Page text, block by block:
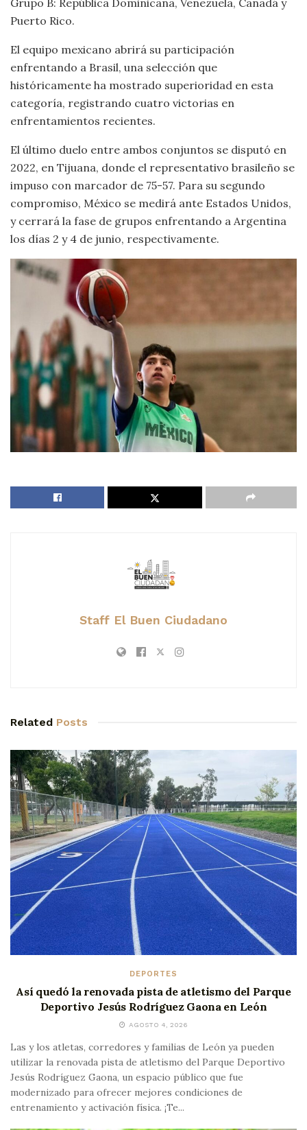
Grupo B: República Dominicana, Venezuela, Canadá y
Puerto Rico.
El equipo mexicano abrirá su participación
enfrentando a Brasil, una selección que
históricamente ha mostrado superioridad en esta
categoría, registrando cuatro victorias en
enfrentamientos recientes.
El último duelo entre ambos conjuntos se disputó en
2022, en Tijuana, donde el representativo brasileño se
impuso con marcador de 75-57. Para su segundo
compromiso, México se medirá ante Estados Unidos,
y cerrará la fase de grupos enfrentando a Argentina
los días 2 y 4 de junio, respectivamente.
Staff El Buen Ciudadano
Related Posts
DEPORTES
Así quedó la renovada pista de atletismo del Parque
Deportivo Jesús Rodríguez Gaona en León
AGOSTO 4, 2026
Las y los atletas, corredores y familias de León ya pueden
utilizar la renovada pista de atletismo del Parque Deportivo
Jesús Rodríguez Gaona, un espacio público que fue
modernizado para ofrecer mejores condiciones de
entrenamiento y activación física. ¡Te...